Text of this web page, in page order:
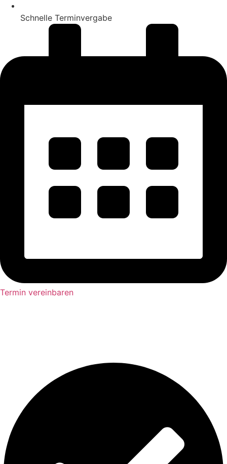
Schnelle Terminvergabe
Termin vereinbaren